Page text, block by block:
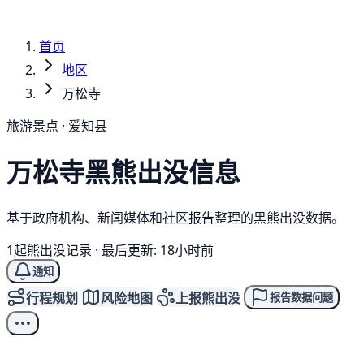
首页
地区
万松寺
旅游景点 · 爱知县
万松寺黑熊出没信息
基于政府机构、新闻媒体和社区报告整理的黑熊出没数据。
1起熊出没记录 · 最后更新: 18小时前
通知
行程规划 风险地图 上报熊出没 报告数据问题